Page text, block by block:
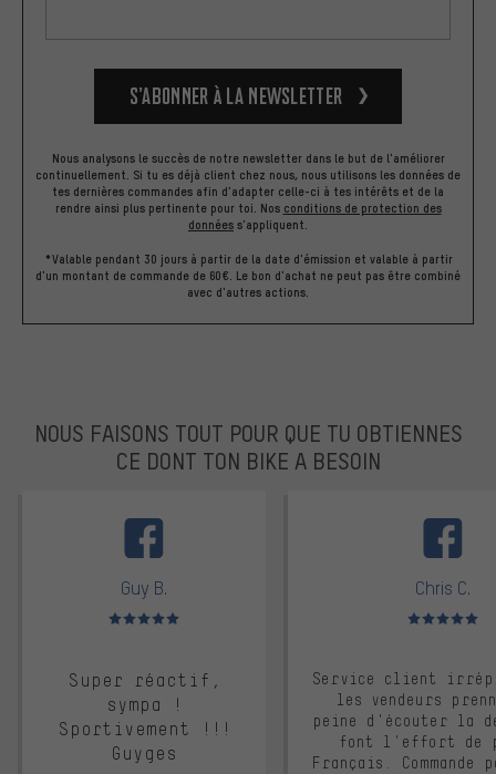
S’abonner à la newsletter
Nous analysons le succès de notre newsletter dans le but de l'améliorer
continuellement. Si tu es déjà client chez nous, nous utilisons les données de
tes dernières commandes afin d'adapter celle-ci à tes intérêts et de la
rendre ainsi plus pertinente pour toi. Nos conditions de protection des
données s'appliquent.
*Valable pendant 30 jours à partir de la date d'émission et valable à partir
d'un montant de commande de 60€. Le bon d'achat ne peut pas être combiné
avec d'autres actions.
NOUS FAISONS TOUT POUR QUE TU OBTIENNES
CE DONT TON BIKE A BESOIN
Guy B.
Note moyenne : 5 sur 5
Super réactif,
sympa !
Sportivement !!!
Guyges
Chris C.
Note moyenne :
Service client
les vendeurs
peine d'écouter la
font l'effort de
Français. Commande